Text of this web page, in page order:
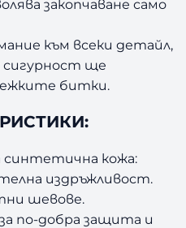
закопчаване само
към всеки детайл,
сигурност ще
битки.
синтетична кожа:
издръжливост.
шевове.
по-добра защита и